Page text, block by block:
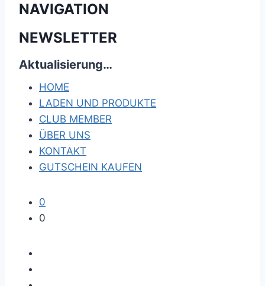
NAVIGATION
NEWSLETTER
Aktualisierung…
HOME
LADEN UND PRODUKTE
CLUB MEMBER
ÜBER UNS
KONTAKT
GUTSCHEIN KAUFEN
0
0